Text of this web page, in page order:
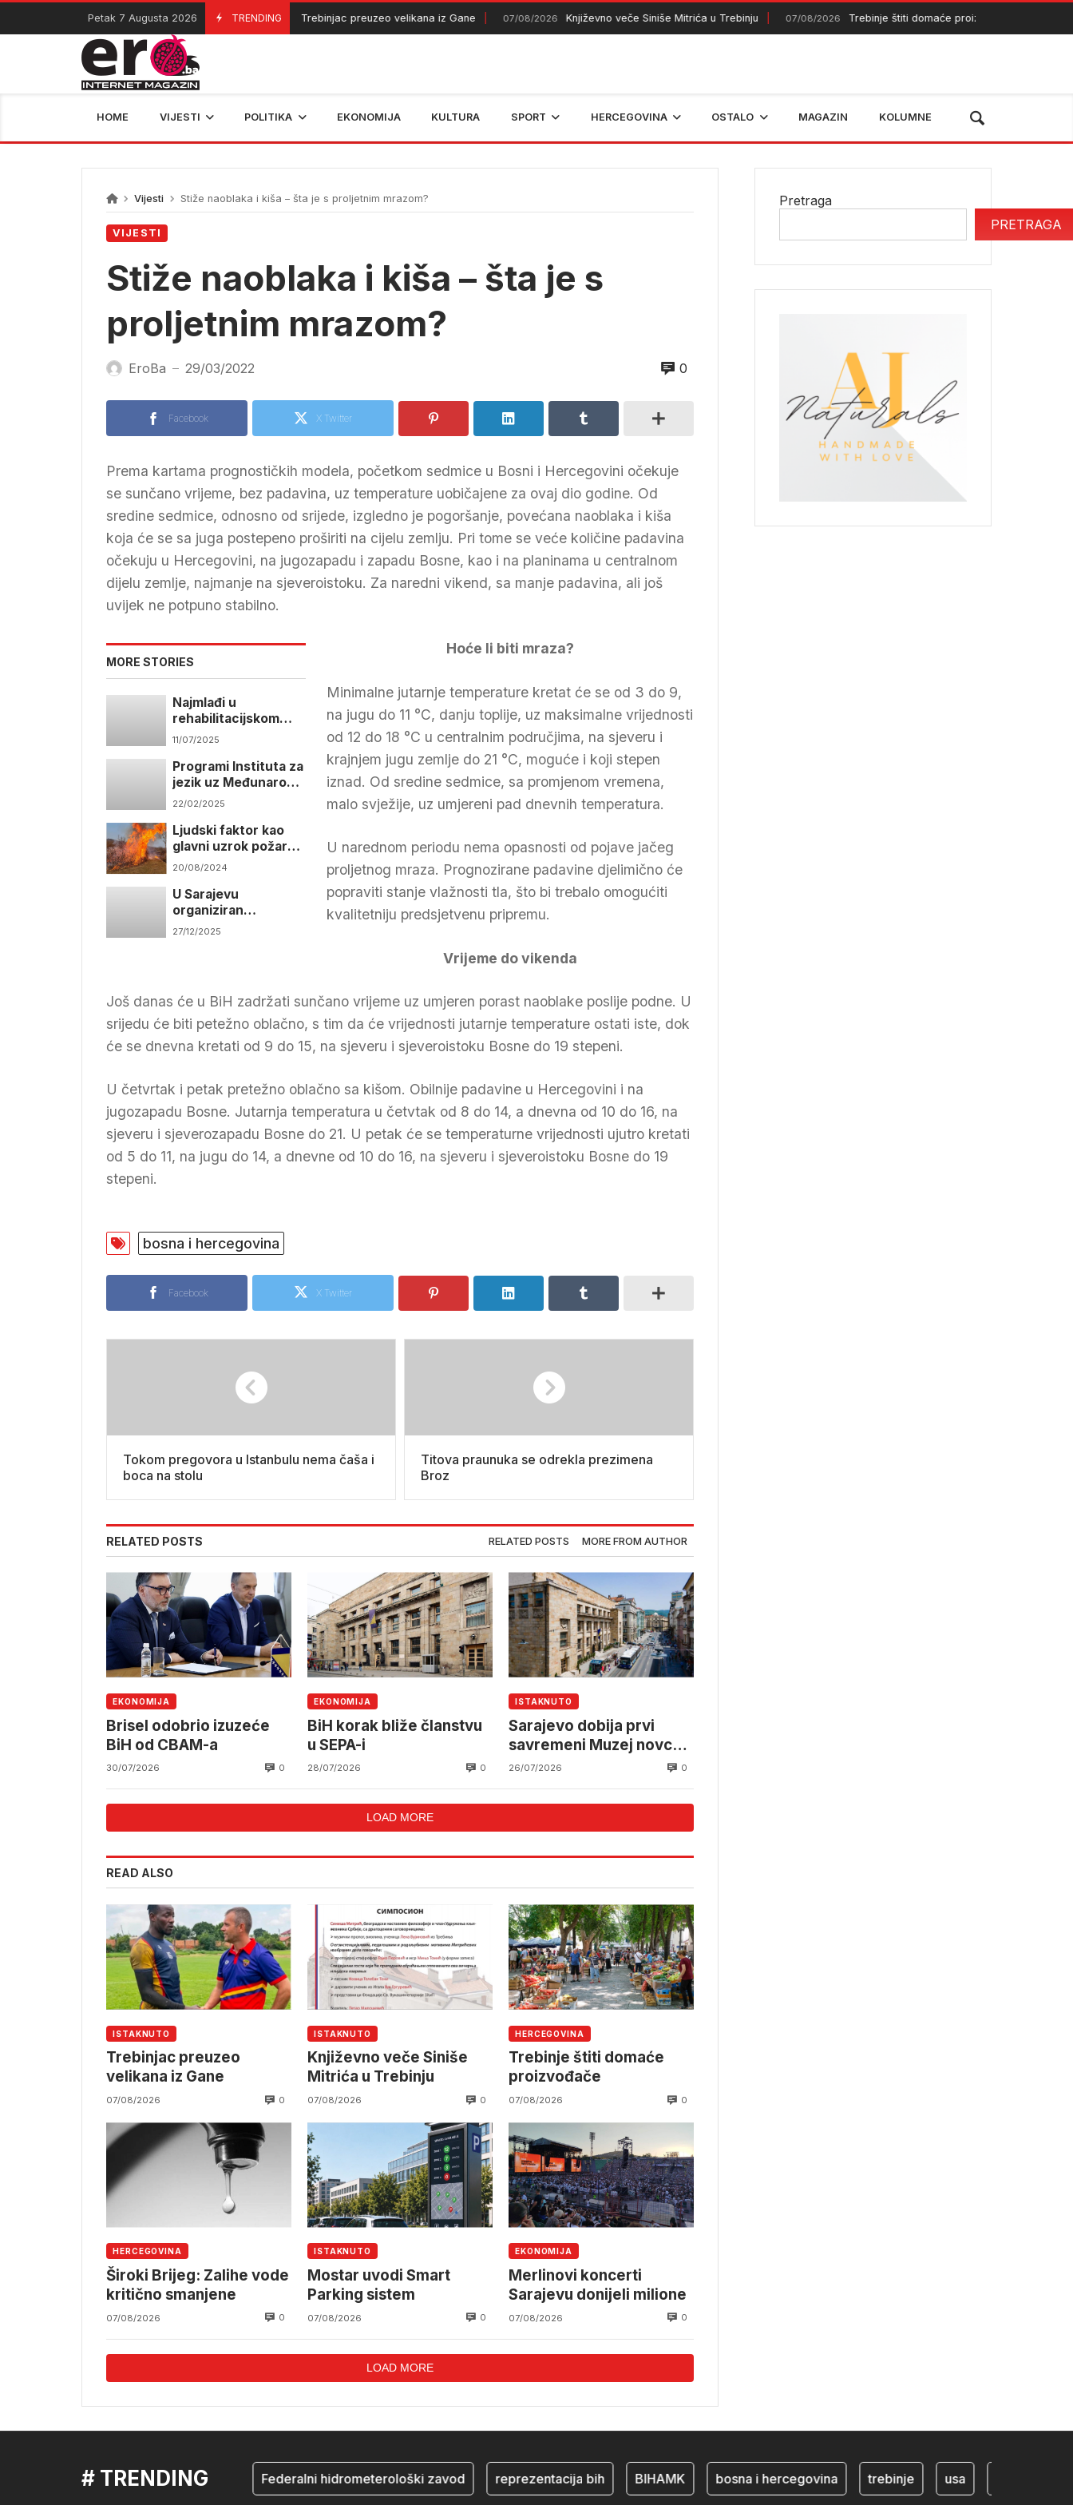
Skip
content
Petak 7 Augusta 2026 TRENDING
07/08/2026 Trebinjac preuzeo velikana iz Gane 07/08/2026 Književno veče Siniše Mitrića u Trebinju 07/08/2026 Trebinje štiti domaće proizvođače
HOME VIJESTI POLITIKA EKONOMIJA KULTURA SPORT HERCEGOVINA OSTALO MAGAZIN KOLUMNE
Vijesti Stiže naoblaka i kiša – šta je s proljetnim mrazom?
VIJESTI
Stiže naoblaka i kiša – šta je s
proljetnim mrazom?
EroBa — 29/03/2022 0
Facebook X Twitter
Prema kartama prognostičkih modela, početkom sedmice u Bosni i Hercegovini očekuje
se sunčano vrijeme, bez padavina, uz temperature uobičajene za ovaj dio godine. Od
sredine sedmice, odnosno od srijede, izgledno je pogoršanje, povećana naoblaka i kiša
koja će se sa juga postepeno proširiti na cijelu zemlju. Pri tome se veće količine padavina
očekuju u Hercegovini, na jugozapadu i zapadu Bosne, kao i na planinama u centralnom
dijelu zemlje, najmanje na sjeveroistoku. Za naredni vikend, sa manje padavina, ali još
uvijek ne potpuno stabilno.
MORE STORIES
Najmlađi u
rehabilitacijskom
kampu na Vlašiću
11/07/2025
Programi Instituta za
jezik uz Međunarodni
dan maternjeg jezika
22/02/2025
Ljudski faktor kao
glavni uzrok požara u
Bosni i Hercegovini
20/08/2024
U Sarajevu
organiziran
humanitarni bazar za
27/12/2025
Hoće li biti mraza?
Minimalne jutarnje temperature kretat će se od 3 do 9,
na jugu do 11 °C, danju toplije, uz maksimalne vrijednosti
od 12 do 18 °C u centralnim područjima, na sjeveru i
krajnjem jugu zemlje do 21 °C, moguće i koji stepen
iznad. Od sredine sedmice, sa promjenom vremena,
malo svježije, uz umjereni pad dnevnih temperatura.
U narednom periodu nema opasnosti od pojave jačeg
proljetnog mraza. Prognozirane padavine djelimično će
popraviti stanje vlažnosti tla, što bi trebalo omogućiti
kvalitetniju predsjetvenu pripremu.
Vrijeme do vikenda
Još danas će u BiH zadržati sunčano vrijeme uz umjeren porast naoblake poslije podne. U
srijedu će biti petežno oblačno, s tim da će vrijednosti jutarnje temperature ostati iste, dok
će se dnevna kretati od 9 do 15, na sjeveru i sjeveroistoku Bosne do 19 stepeni.
U četvrtak i petak pretežno oblačno sa kišom. Obilnije padavine u Hercegovini i na
jugozapadu Bosne. Jutarnja temperatura u četvtak od 8 do 14, a dnevna od 10 do 16, na
sjeveru i sjeverozapadu Bosne do 21. U petak će se temperaturne vrijednosti ujutro kretati
od 5 do 11, na jugu do 14, a dnevne od 10 do 16, na sjeveru i sjeveroistoku Bosne do 19
stepeni.
bosna i hercegovina
Facebook X Twitter
Tokom pregovora u Istanbulu nema čaša i
boca na stolu
Titova praunuka se odrekla prezimena
Broz
RELATED POSTS RELATED POSTS MORE FROM AUTHOR
EKONOMIJA
Brisel odobrio izuzeće
BiH od CBAM-a
30/07/2026 0
EKONOMIJA
BiH korak bliže članstvu
u SEPA-i
28/07/2026 0
ISTAKNUTO
Sarajevo dobija prvi
savremeni Muzej novca u
BiH
26/07/2026 0
LOAD MORE
READ ALSO
ISTAKNUTO
Trebinjac preuzeo
velikana iz Gane
07/08/2026 0
ISTAKNUTO
Književno veče Siniše
Mitrića u Trebinju
07/08/2026 0
HERCEGOVINA
Trebinje štiti domaće
proizvođače
07/08/2026 0
HERCEGOVINA
Široki Brijeg: Zalihe vode
kritično smanjene
07/08/2026 0
ISTAKNUTO
Mostar uvodi Smart
Parking sistem
07/08/2026 0
EKONOMIJA
Merlinovi koncerti
Sarajevu donijeli milione
07/08/2026 0
LOAD MORE
Pretraga
PRETRAGA
# TRENDING
mostar Federalni hidrometerološki zavod reprezentacija bih BIHAMK bosna i hercegovina trebinje usa